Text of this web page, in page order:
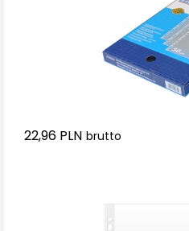
22,96 PLN brutto